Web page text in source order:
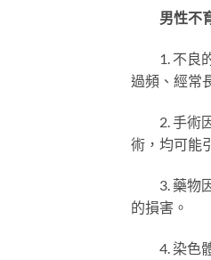
男性不育
1. 不良的
過頻、經常
2. 手術因
術，均可能
3. 藥物因
的損害。
4. 染色體